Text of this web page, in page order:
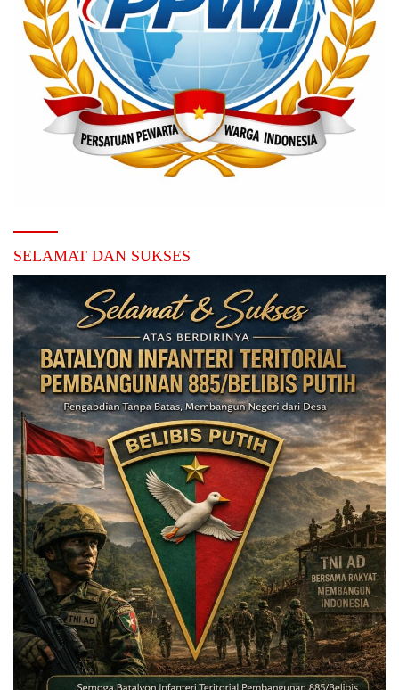
SELAMAT DAN SUKSES